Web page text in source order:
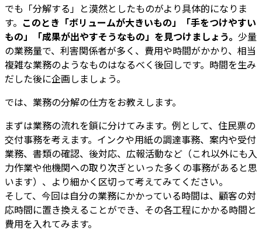
でも「分解する」と漠然としたものがより具体的になりま
す。 このとき「ボリュームが大きいもの」「手をつけやすい
もの」「成果が出やすそうなもの」を見つけましょう。 少量
の業務量で、利害関係者が多く、費用や時間がかかり、相当
複雑な業務のようなものはなるべく後回しです。時間を生み
だした後に企画しましょう。
では、業務の分解の仕方をお教えします。
まずは業務の流れを鎖に分けてみます。例として、住民票の
交付事務を考えます。インクや用紙の調達事務、案内や受付
業務、書類の確認、後対応、広報活動など（これ以外にも入
力作業や他機関への取り次ぎといった多くの事務があると思
います）、より細かく区切って考えてみてください。
そして、今回は自分の業務にかかっている時間は、顧客の対
応時間に置き換えることができ、その各工程にかかる時間と
費用を入れてみます。